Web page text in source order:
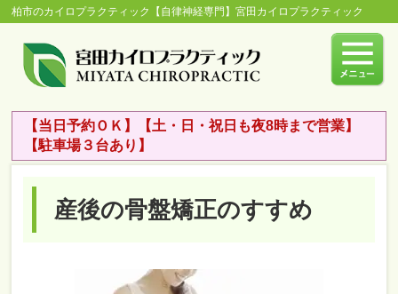
柏市のカイロプラクティック【自律神経専門】宮田カイロプラクティック
【当日予約ＯＫ】【土・日・祝日も夜8時まで営業】
【駐車場３台あり】
産後の骨盤矯正のすすめ